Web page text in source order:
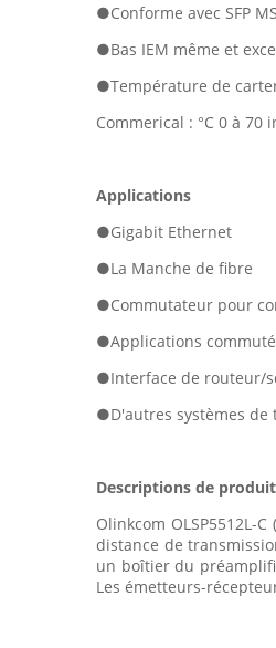
●Conforme avec SFP
●Bas IEM même et
●Température de
Commerical : °C 0 à 70
Applications
●Gigabit Ethernet
●La Manche de fibre
●Commutateur pour
●Applications
●Interface de routeur/
●D'autres systèmes
Descriptions de produit
Olinkcom OLSP5512L-
distance de
un boîtier du
Les émetteurs-